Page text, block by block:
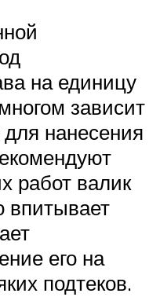
на единицу
зависит
для нанесения
работ валик
впитывает
его на
подтеков.